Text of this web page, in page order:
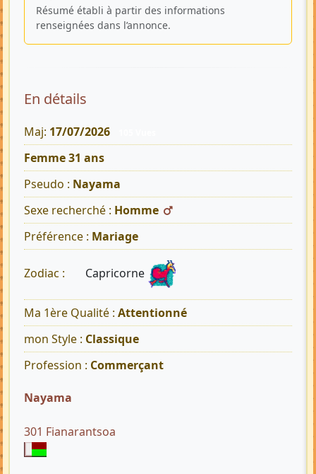
Résumé établi à partir des informations
renseignées dans l’annonce.
En détails
Maj: 17/07/2026
Femme 31 ans
Pseudo : Nayama
Sexe recherché : Homme
Préférence : Mariage
Zodiac : Capricorne
Ma 1ère Qualité : Attentionné
mon Style : Classique
Profession : Commerçant
Nayama
301 Fianarantsoa